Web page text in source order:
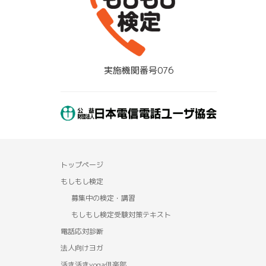
実施機関番号076
トップページ
もしもし検定
募集中の検定・講習
もしもし検定受験対策テキスト
電話応対診断
法人向けヨガ